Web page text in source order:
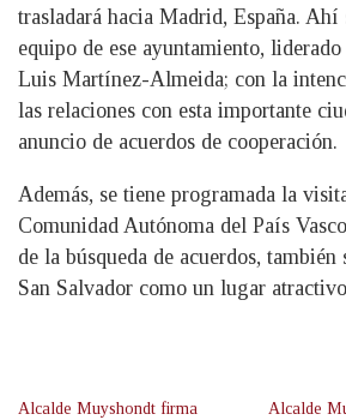
trasladará hacia Madrid, España. Ahí
equipo de ese ayuntamiento,
Luis Martínez-Almeida; con la
las relaciones con esta importante
anuncio de acuerdos de cooperación.
Además, se tiene programada la
Comunidad Autónoma del País
de la búsqueda de acuerdos, también
San Salvador como un lugar
Alcalde Muyshondt firma
Alcalde